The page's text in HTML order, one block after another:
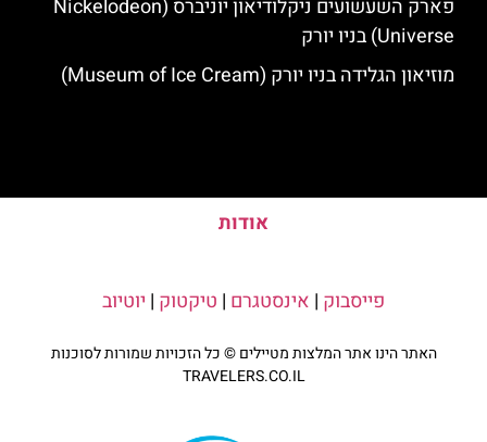
פארק השעשועים ניקלודיאון יוניברס (Nickelodeon
Universe) בניו יורק
מוזיאון הגלידה בניו יורק (Museum of Ice Cream)
אודות
פייסבוק | אינסטגרם | טיקטוק | יוטיוב
האתר הינו אתר המלצות מטיילים © כל הזכויות שמורות לסוכנות
TRAVELERS.CO.IL